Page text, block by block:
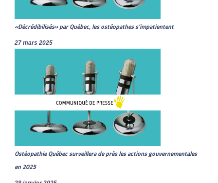
«Décrédibilisés» par Québec, les ostéopathes s’impatientent
27 mars 2025
Ostéopathie Québec surveillera de près les actions gouvernementales
en 2025